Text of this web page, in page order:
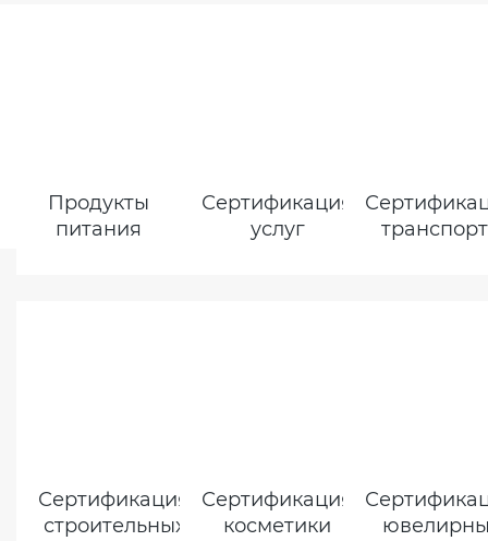
Продукты
питания
Сертификация
строительных
Сертификация
услуг
Сертификация
косметики